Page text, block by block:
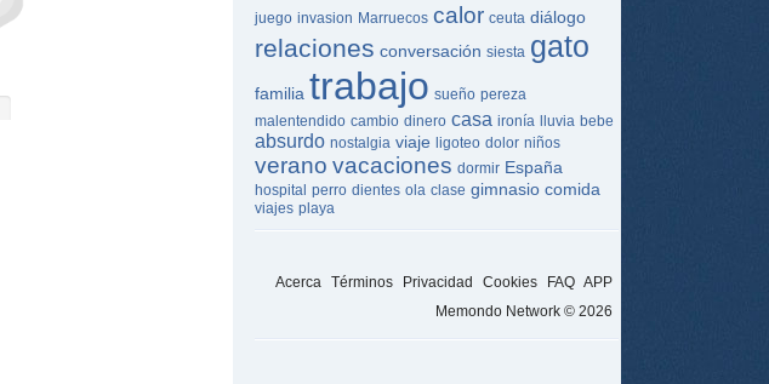
juego invasion Marruecos calor ceuta diálogo
relaciones conversación siesta gato
familia trabajo sueño pereza
malentendido cambio dinero casa ironía lluvia bebe
absurdo nostalgia viaje ligoteo dolor niños
verano vacaciones dormir España
hospital perro dientes ola clase gimnasio comida
viajes playa
Acerca Términos Privacidad Cookies FAQ APP
Memondo Network © 2026